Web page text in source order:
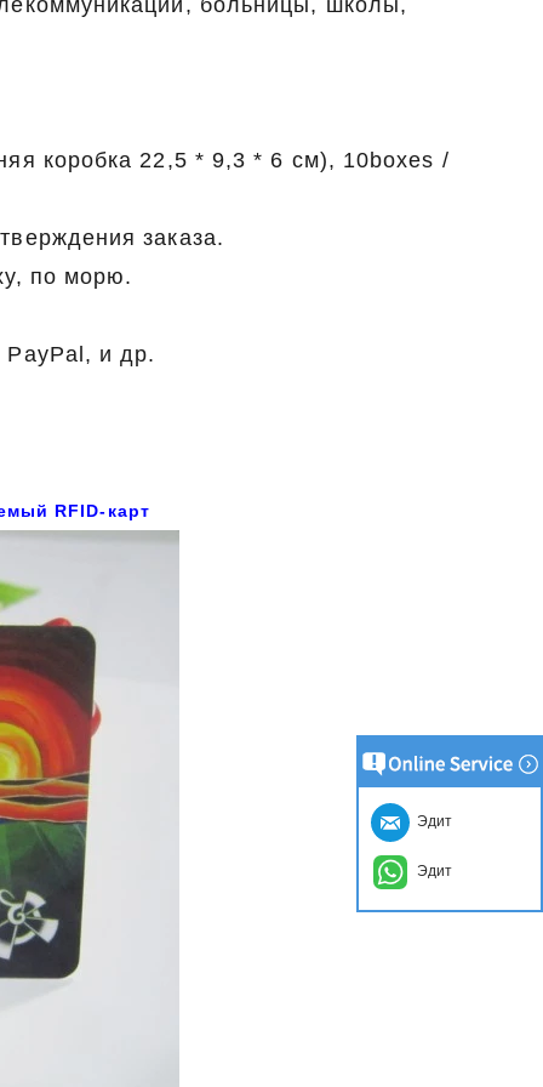
коробка 22,5 * 9,3 * 6 см), 10boxes /
заказа.
по морю.
PayPal, и др.
RFID-карт
Эдит
Эдит